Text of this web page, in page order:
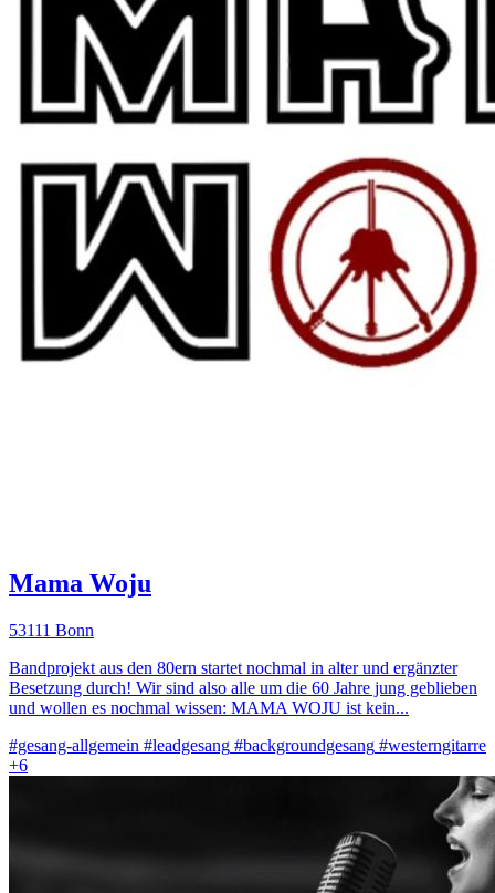
Mama Woju
53111 Bonn
Bandprojekt aus den 80ern startet nochmal in alter und ergänzter
Besetzung durch! Wir sind also alle um die 60 Jahre jung geblieben
und wollen es nochmal wissen: MAMA WOJU ist kein...
#gesang-allgemein #leadgesang #backgroundgesang #westerngitarre
+6